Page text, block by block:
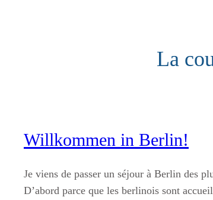
La
Willkommen in Berlin!
Je viens de passer un séjour à Berlin des
D’abord parce que les berlinois sont